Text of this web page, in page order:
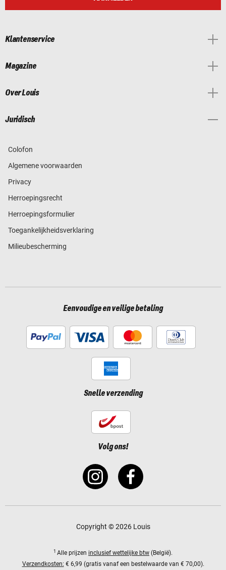
Klantenservice
Magazine
Over Louis
Juridisch
Colofon
Algemene voorwaarden
Privacy
Herroepingsrecht
Herroepingsformulier
Toegankelijkheidsverklaring
Milieubescherming
Eenvoudige en veilige betaling
Snelle verzending
Volg ons!
Copyright © 2026 Louis
1 Alle prijzen inclusief wettelijke btw (België).
Verzendkosten: € 6,99 (gratis vanaf een bestelwaarde van € 70,00).